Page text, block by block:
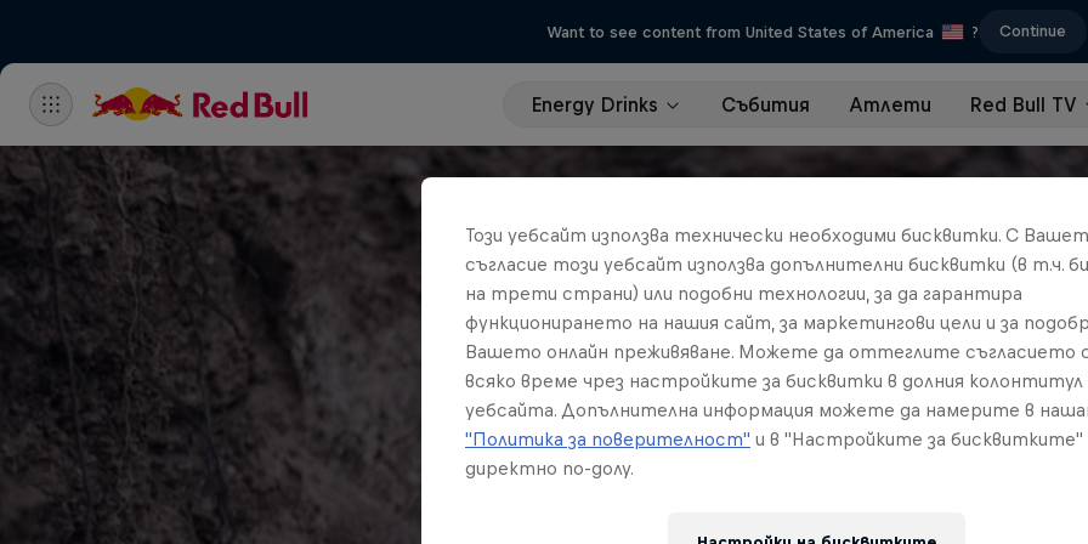
Want to see content from United States of America ? Continue
Energy Drinks Събития Атлети Red Bull TV
Този уебсайт използва технически необходими бисквитки. С
съгласие този уебсайт използва допълнителни бисквитки (в т.ч.
на трети страни) или подобни технологии, за да гарантира
функционирането на нашия сайт, за маркетингови цели и за
Вашето онлайн преживяване. Можете да оттеглите съгласието
всяко време чрез настройките за бисквитки в долния колонтитул
уебсайта. Допълнителна информация можете да намерите в
"Политика за поверителност" и в "Настройките за бисквитките"
директно по-долу.